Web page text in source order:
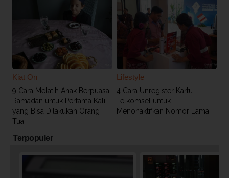
Kiat On
9 Cara Melatih Anak Berpuasa
Ramadan untuk Pertama Kali
yang Bisa Dilakukan Orang
Tua
Lifestyle
4 Cara Unregister Kartu
Telkomsel untuk
Menonaktifkan Nomor Lama
Terpopuler